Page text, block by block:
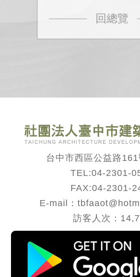
回總覽
台中市西區公益路
TEL:04-2301-
FAX:04-2301-
E-mail：
訪客人次：